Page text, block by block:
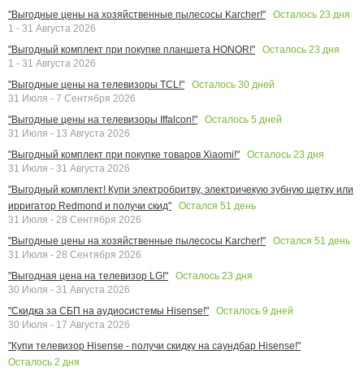
"Выгодные цены на хозяйственные пылесосы Karcher!"
Осталось 23 дня
1 - 31 Августа 2026
"Выгодный комплект при покупке планшета HONOR!"
Осталось 23 дня
1 - 31 Августа 2026
"Выгодные цены на телевизоры TCL!"
Осталось 30 дней
31 Июля - 7 Сентября 2026
"Выгодные цены на телевизоры Iffalcon!"
Осталось 5 дней
31 Июля - 13 Августа 2026
"Выгодный комплект при покупке товаров Xiaomi!"
Осталось 23 дня
31 Июля - 31 Августа 2026
"Выгодный комплект! Купи электробритву, электричекую зубную щетку или
ирригатор Redmond и получи скид"
Остался 51 день
31 Июля - 28 Сентября 2026
"Выгодные цены на хозяйственные пылесосы Karcher!"
Остался 51 день
31 Июля - 28 Сентября 2026
"Выгодная цена на телевизор LG!"
Осталось 23 дня
30 Июля - 31 Августа 2026
"Скидка за СБП на аудиосистемы Hisense!"
Осталось 9 дней
30 Июля - 17 Августа 2026
"Купи телевизор Hisense - получи скидку на саундбар Hisense!"
Осталось 2 дня